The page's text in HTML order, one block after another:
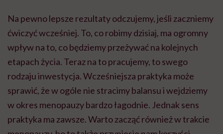
Na pewno lepsze rezultaty odczujemy, jeśli zaczniemy
ćwiczyć wcześniej. To, co robimy dzisiaj, ma ogromny
wpływ na to, co będziemy przeżywać na kolejnych
etapach życia. Teraz na to pracujemy, to swego
rodzaju inwestycja. Wcześniejsza praktyka może
sprawić, że w ogóle nie stracimy balansu i wejdziemy
w okres menopauzy bardzo łagodnie. Jednak sens
praktyka ma zawsze. Warto zacząć również w trakcie